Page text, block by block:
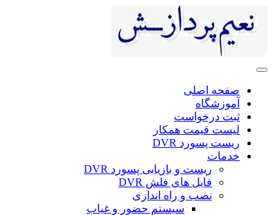
صفحه اصلی
آموزشگاه
ثبت درخواست
لیست قیمت همکار
ریست پسورد DVR
خدمات
ریست و بازیابی پسورد DVR
فایل های فلش DVR
نصب و راه اندازی
سیستم حضور و غیاب